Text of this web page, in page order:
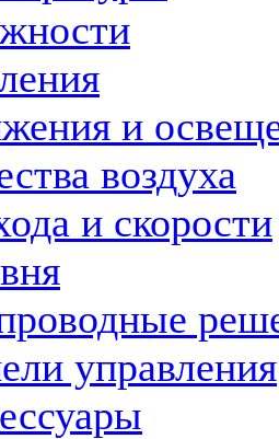
и
воздуха
и скорости
управления